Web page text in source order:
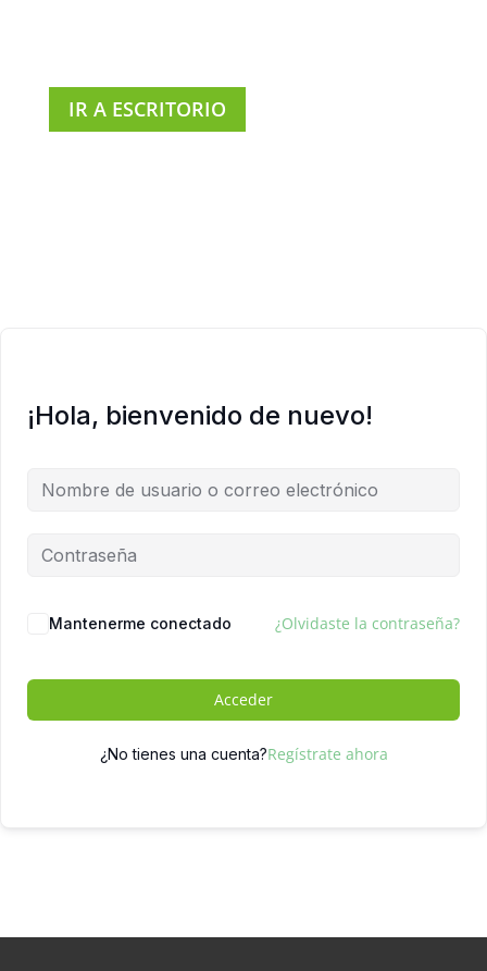
IR A ESCRITORIO
¡Hola, bienvenido de nuevo!
Mantenerme conectado ¿Olvidaste la contraseña?
Acceder
¿No tienes una cuenta?Regístrate ahora